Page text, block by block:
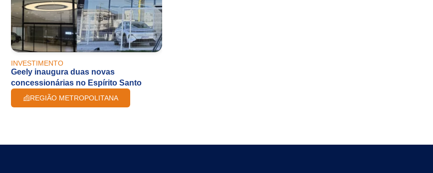
INVESTIMENTO
Geely inaugura duas novas
concessionárias no Espírito Santo
REGIÃO METROPOLITANA